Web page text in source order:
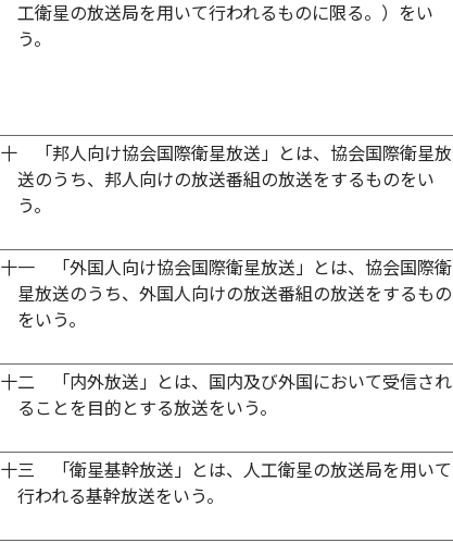
工衛星の放送局を用いて行われるものに限る。）をい
う。
十
「邦人向け協会国際衛星放送」とは、協会国際衛星放
送のうち、邦人向けの放送番組の放送をするものをい
う。
十一
「外国人向け協会国際衛星放送」とは、協会国際衛
星放送のうち、外国人向けの放送番組の放送をするもの
をいう。
十二
「内外放送」とは、国内及び外国において受信され
ることを目的とする放送をいう。
十三
「衛星基幹放送」とは、人工衛星の放送局を用いて
行われる基幹放送をいう。